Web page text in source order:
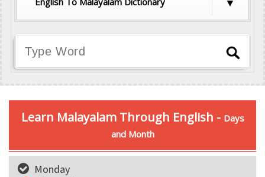
Learn Malayalam Through English - Days
and Month
Monday